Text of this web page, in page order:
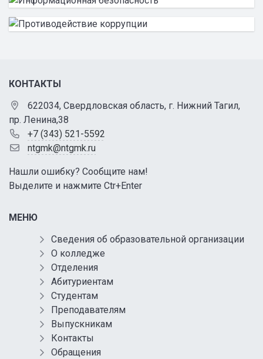
КОНТАКТЫ
622034, Свердловская область, г. Нижний Тагил,
пр. Ленина,38
+7 (343) 521-5592
ntgmk@ntgmk.ru
Нашли ошибку? Сообщите нам!
Выделите и нажмите Ctr+Enter
МЕНЮ
Сведения об образовательной организации
О колледже
Отделения
Абитуриентам
Студентам
Преподавателям
Выпускникам
Контакты
Обращения